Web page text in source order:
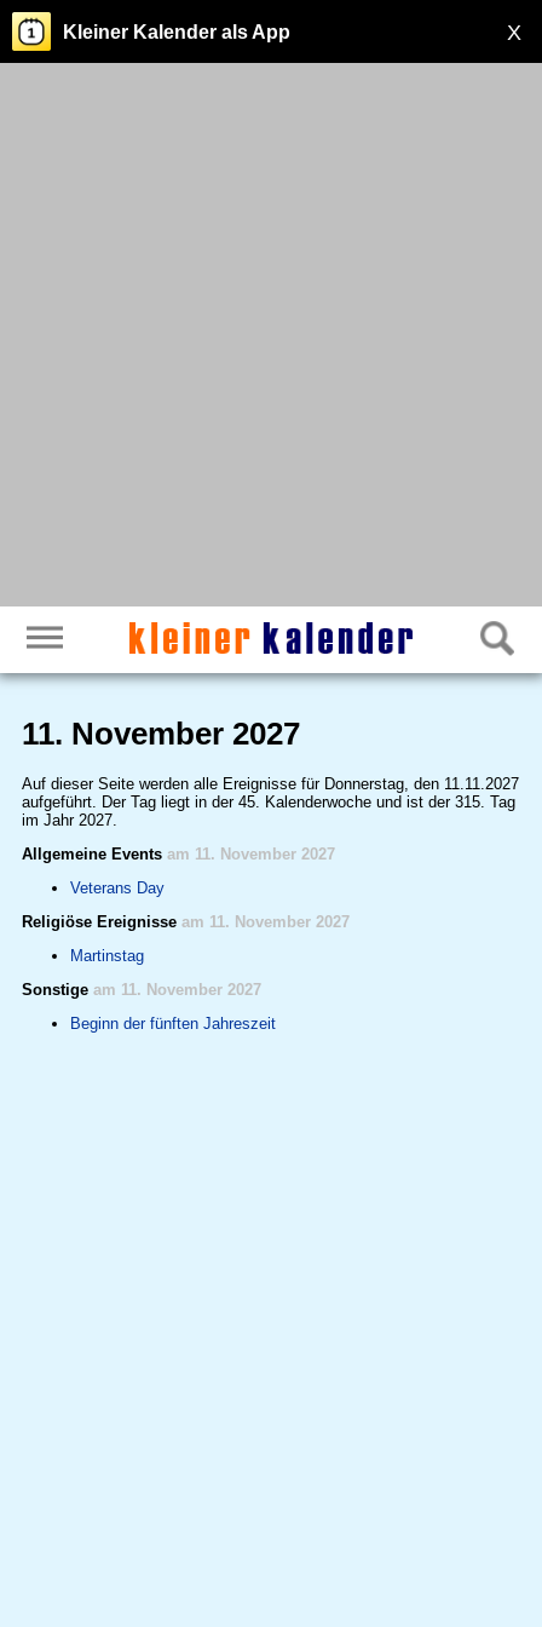
X
Kleiner Kalender als App
11. November 2027
Auf dieser Seite werden alle Ereignisse für Donnerstag, den 11.11.2027
aufgeführt. Der Tag liegt in der 45. Kalenderwoche und ist der 315. Tag
im Jahr 2027.
Allgemeine Events am 11. November 2027
Veterans Day
Religiöse Ereignisse am 11. November 2027
Martinstag
Sonstige am 11. November 2027
Beginn der fünften Jahreszeit